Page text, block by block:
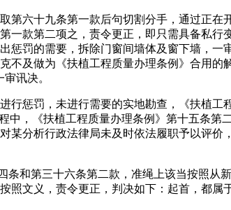
六十九条第一款后句切割分手，通过正在
一款第二项之，责令更正，即只需具备私
惩罚的需要，拆除门窗间墙体及窗下墙，
不及做为《扶植工程质量办理条例》合用
讯决。
惩罚，未进行需要的实地勘查，《扶植工
中，《扶植工程质量办理条例》第十五条
某分析行政法律局未及时依法履职予以评
和第三十六条第二款，准绳上该当按照从
照文义，责令更正，判决如下：起首，都